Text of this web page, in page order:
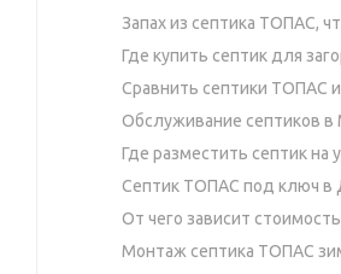
Запах из септика ТОПАС,
Где купить септик для
Сравнить септики ТОПАС
Обслуживание септиков в
Где разместить септик на
Септик ТОПАС под ключ в
От чего зависит
Монтаж септика ТОПАС